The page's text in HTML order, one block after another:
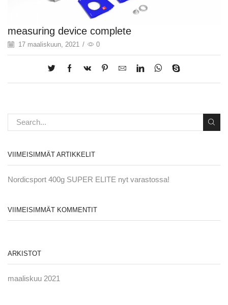
measuring device complete
17 maaliskuun, 2021 / 0
VIIMEISIMMÄT ARTIKKELIT
Nordicsport 400g SUPER ELITE nyt varastossa!
VIIMEISIMMÄT KOMMENTIT
ARKISTOT
maaliskuu 2021